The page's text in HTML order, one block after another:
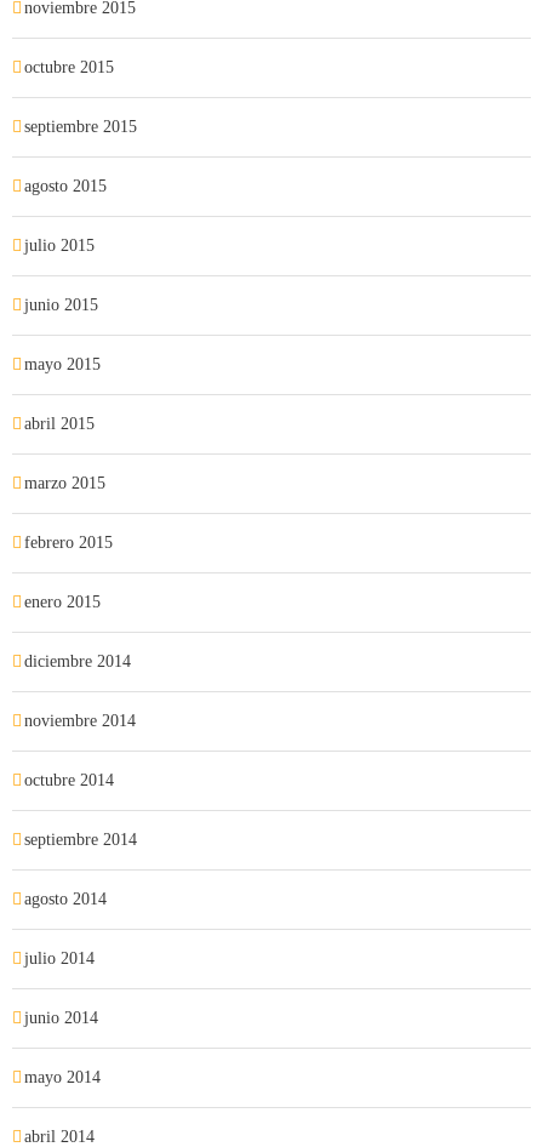
noviembre 2015
octubre 2015
septiembre 2015
agosto 2015
julio 2015
junio 2015
mayo 2015
abril 2015
marzo 2015
febrero 2015
enero 2015
diciembre 2014
noviembre 2014
octubre 2014
septiembre 2014
agosto 2014
julio 2014
junio 2014
mayo 2014
abril 2014